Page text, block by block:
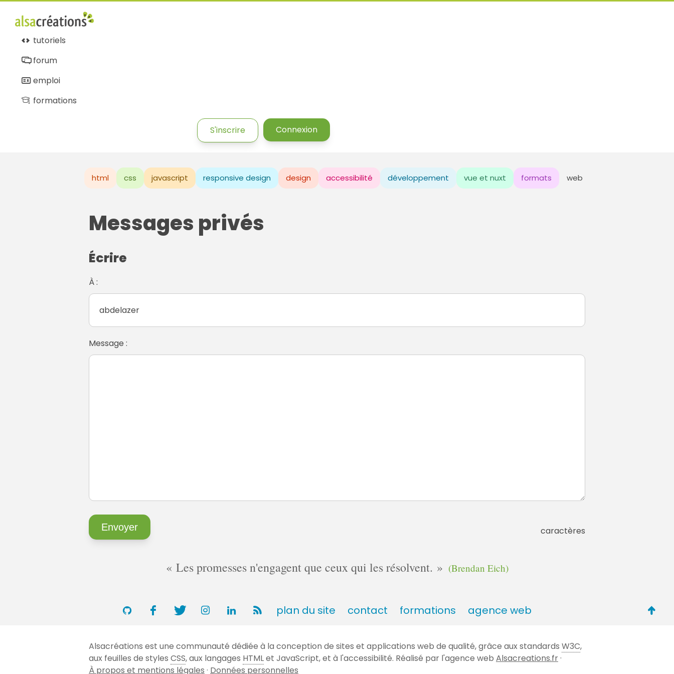
tutoriels
forum
emploi
formations
S'inscrire Connexion
html css javascript responsive design design accessibilité développement vue et nuxt formats web
Messages privés
Écrire
À :
Message :
caractères
Les promesses n'engagent que ceux qui les résolvent. (Brendan Eich)
plan du site contact formations agence web
Alsacréations est une communauté dédiée à la conception de sites et applications web de qualité, grâce aux standards W3C,
aux feuilles de styles CSS, aux langages HTMLet JavaScript, et à l'accessibilité. Réalisé par l'agence web Alsacreations.fr·
À propos et mentions légales · Données personnelles